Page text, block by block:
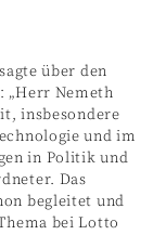
über den
„Herr Nemeth
insbesondere
und im
in Politik und
Das
begleitet und
bei Lotto